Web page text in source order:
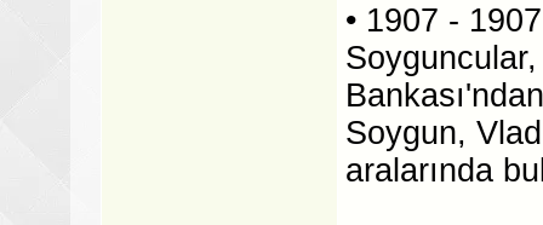
• 1907 -
Soygun,
aralarında